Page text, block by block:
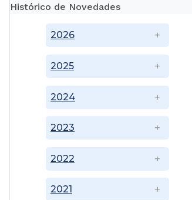
Histórico de Novedades
2021
2022
2023
2024
2025
2026